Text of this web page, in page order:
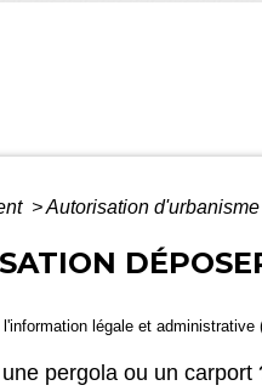
>Autorisation d'urbanisme
légale et administrative
pergola ou un